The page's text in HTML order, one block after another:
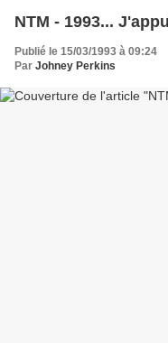
NTM - 1993...
Publié le 15/03/1993 à 09:24
Par Johney Perkins